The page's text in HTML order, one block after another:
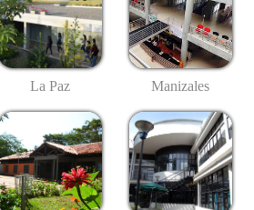
La Paz Manizales